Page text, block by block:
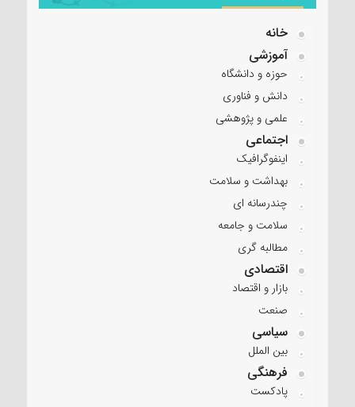
خانه
آموزشی
حوزه و دانشگاه
دانش و فناوری
علمی و پژوهشی
اجتماعی
اینفوگرافیک
بهداشت و سلامت
چندرسانه ای
سلامت و جامعه
مطالبه گری
اقتصادی
بازار و اقتصاد
صنعت
سیاسی
بین الملل
فرهنگی
پادکست